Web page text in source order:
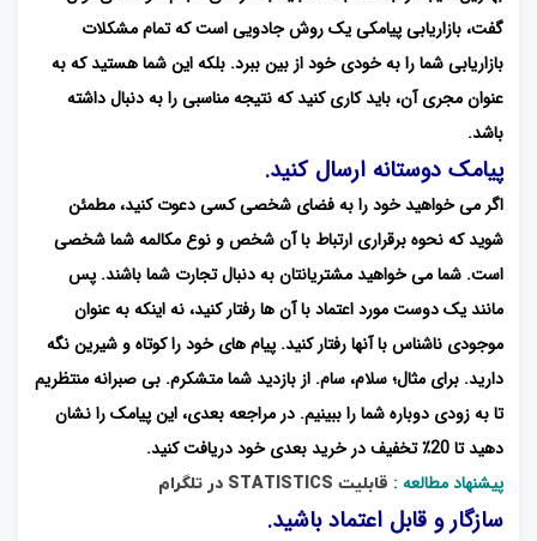
گفت، بازاریابی پیامکی یک روش جادویی است که تمام مشکلات
بازاریابی شما را به خودی خود از بین ببرد. بلکه این شما هستید که به
عنوان مجری آن، باید کاری کنید که نتیجه مناسبی را به دنبال داشته
باشد.
پیامک دوستانه ارسال کنید.
اگر می خواهید خود را به فضای شخصی کسی دعوت کنید، مطمئن
شوید که نحوه برقراری ارتباط با آن شخص و نوع مکالمه شما شخصی
است. شما می خواهید مشتریانتان به دنبال تجارت شما باشند. پس
مانند یک دوست مورد اعتماد با آن ها رفتار کنید، نه اینکه به عنوان
موجودی ناشناس با آنها رفتار کنید. پیام های خود را کوتاه و شیرین نگه
دارید. برای مثال؛ سلام، سام. از بازدید شما متشکرم. بی صبرانه منتظریم
تا به زودی دوباره شما را ببینیم. در مراجعه بعدی، این پیامک را نشان
دهید تا 20٪ تخفیف در خرید بعدی خود دریافت کنید.
پیشنهاد مطالعه : قابلیت STATISTICS در تلگرام
سازگار و قابل اعتماد باشید.